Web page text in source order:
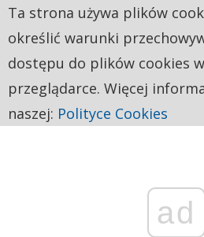
ad
Ta strona używa plików
określić warunki
dostępu do plików cookies
przeglądarce. Więcej
naszej: Polityce Cookies